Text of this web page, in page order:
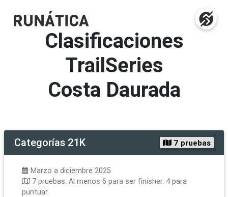
Clasificaciones
TrailSeries
Costa Daurada
Categorías 21K 7 pruebas
Marzo a diciembre 2025
7 pruebas. Al menos 6 para ser finisher. 4 para
puntuar.